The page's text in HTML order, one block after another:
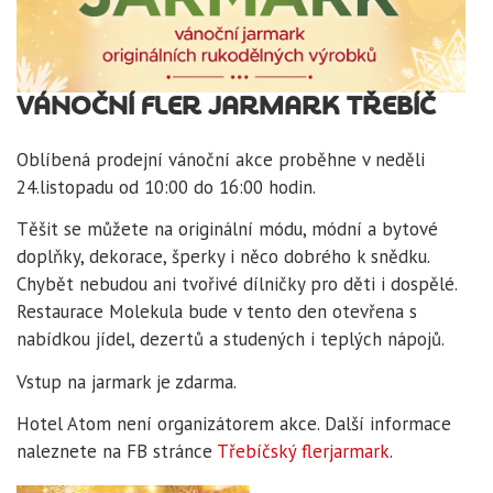
VÁNOČNÍ FLER JARMARK TŘEBÍČ
Oblíbená prodejní vánoční akce proběhne v neděli
24.listopadu od 10:00 do 16:00 hodin.
Těšit se můžete na originální módu, módní a bytové
doplňky, dekorace, šperky i něco dobrého k snědku.
Chybět nebudou ani tvořivé dílničky pro děti i dospělé.
Restaurace Molekula bude v tento den otevřena s
nabídkou jídel, dezertů a studených i teplých nápojů.
Vstup na jarmark je zdarma.
Hotel Atom není organizátorem akce. Další informace
naleznete na FB stránce Třebíčský flerjarmark.